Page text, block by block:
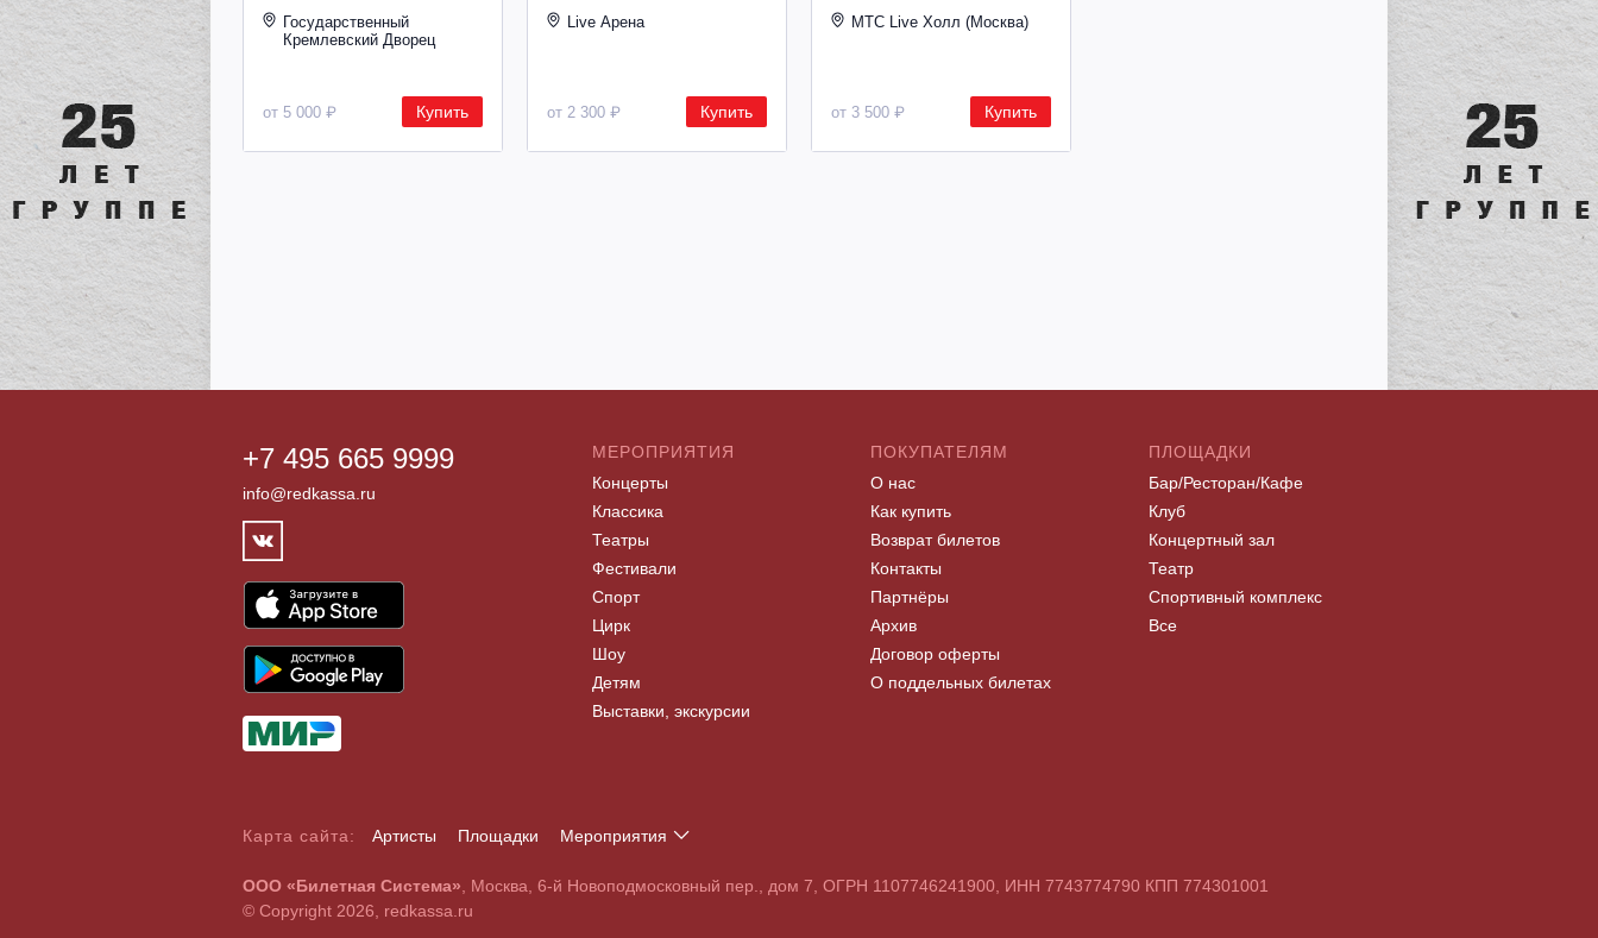
Государственный
Кремлевский Дворец
от 5 000 ₽ Купить
Live Арена
от 2 300 ₽ Купить
MTC Live Холл (Москва)
от 3 500 ₽ Купить
+7 495 665 9999
info@redkassa.ru
МЕРОПРИЯТИЯ
Концерты
Классика
Театры
Фестивали
Спорт
Цирк
Шоу
Детям
Выставки, экскурсии
ПОКУПАТЕЛЯМ
О нас
Как купить
Возврат билетов
Контакты
Партнёры
Архив
Договор оферты
О поддельных билетах
ПЛОЩАДКИ
Бар/Ресторан/Кафе
Клуб
Концертный зал
Театр
Спортивный комплекс
Все
Карта сайта: Артисты Площадки
Мероприятия
A B C D E F G H I J K L M N O P Q R S T U V W X Y Z
0 1 2 3 4 5 6 7 8 9
ООО «Билетная Система» , Москва, 6-й Новоподмосковный пер., дом 7, ОГРН 1107746241900, ИНН 7743774790 КПП 774301001
© Copyright 2026, redkassa.ru